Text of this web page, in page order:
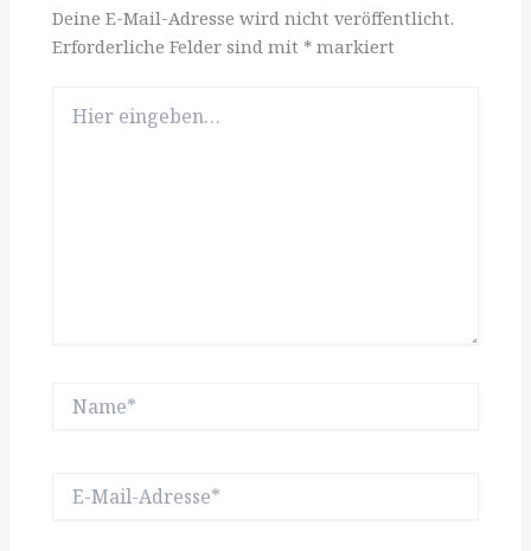
Deine E-Mail-Adresse wird nicht veröffentlicht.
Erforderliche Felder sind mit * markiert
eingeben…
Mail-